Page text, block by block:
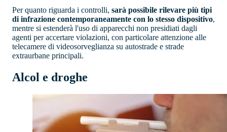
Per quanto riguarda i controlli, sarà possibile rilevare più tipi
di infrazione contemporaneamente con lo stesso dispositivo,
mentre si estenderà l'uso di apparecchi non presidiati dagli
agenti per accertare violazioni, con particolare attenzione alle
telecamere di videosorveglianza su autostrade e strade
extraurbane principali.
Alcol e droghe